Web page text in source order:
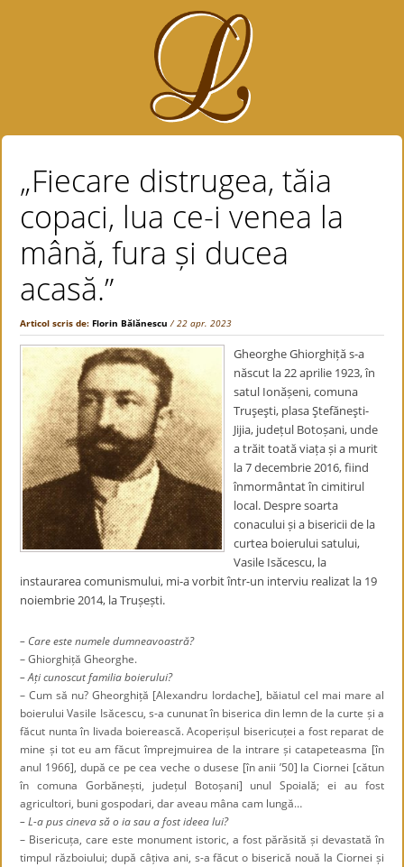
„Fiecare distrugea, tăia
copaci, lua ce-i venea la
mână, fura și ducea
acasă.”
Articol scris de:Florin Bălănescu / 22 apr. 2023
Gheorghe Ghiorghiță s-a
născut la 22 aprilie 1923, în
satul Ionășeni, comuna
Truşeşti, plasa Ştefăneşti-
Jijia, județul Botoșani, unde
a trăit toată viața și a murit
la 7 decembrie 2016, fiind
înmormântat în cimitirul
local. Despre soarta
conacului și a bisericii de la
curtea boierului satului,
Vasile Isăcescu, la
instaurarea comunismului, mi-a vorbit într-un interviu realizat la 19
noiembrie 2014, la Trușești.
– Care este numele dumneavoastră?
– Ghiorghiță Gheorghe.
– Ați cunoscut familia boierului?
– Cum să nu? Gheorghiță [Alexandru Iordache], băiatul cel mai mare al
boierului Vasile Isăcescu, s-a cununat în biserica din lemn de la curte și a
făcut nunta în livada boierească. Acoperișul bisericuței a fost reparat de
mine și tot eu am făcut împrejmuirea de la intrare și catapeteasma [în
anul 1966], după ce pe cea veche o dusese [în anii ’50] la Ciornei [cătun
în comuna Gorbănești, județul Botoșani] unul Spoială; ei au fost
agricultori, buni gospodari, dar aveau mâna cam lungă…
– L-a pus cineva să o ia sau a fost ideea lui?
– Bisericuța, care este monument istoric, a fost părăsită și devastată în
timpul războiului; după câțiva ani, s-a făcut o biserică nouă la Ciornei și